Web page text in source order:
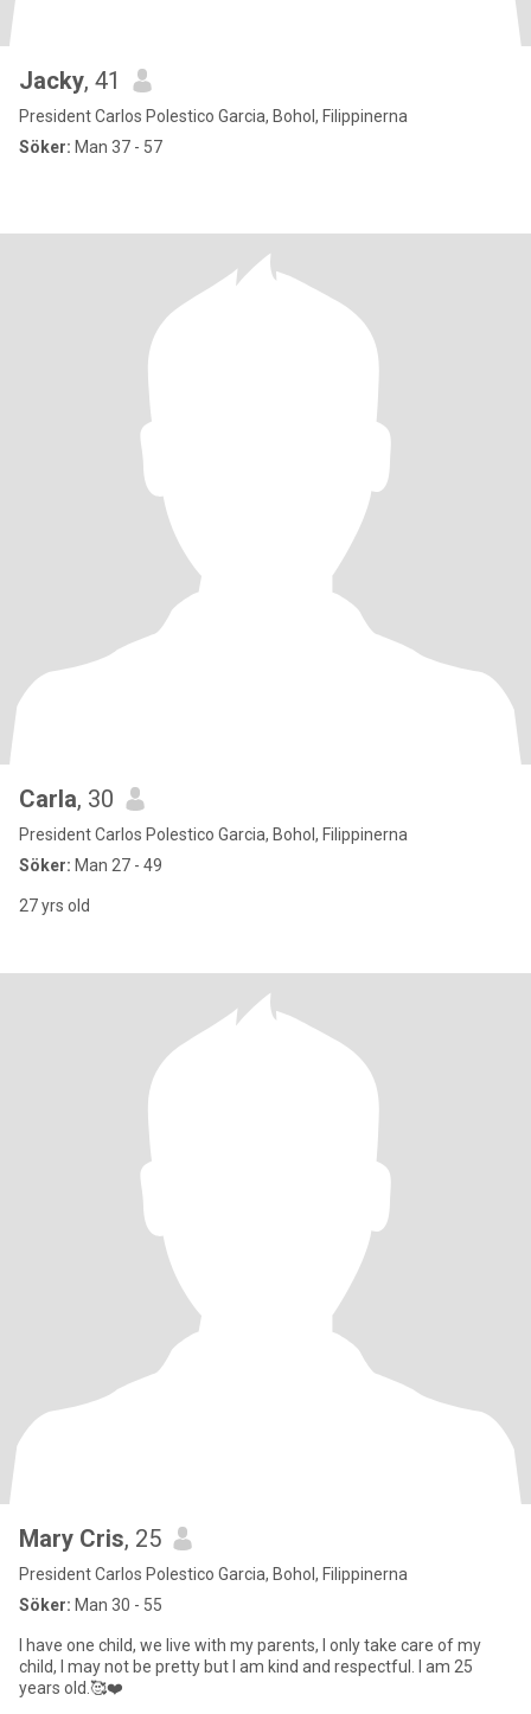
Jacky, 41
President Carlos Polestico Garcia, Bohol, Filippinerna
Söker: Man 37 - 57
Carla, 30
President Carlos Polestico Garcia, Bohol, Filippinerna
Söker: Man 27 - 49
27 yrs old
Mary Cris, 25
President Carlos Polestico Garcia, Bohol, Filippinerna
Söker: Man 30 - 55
I have one child, we live with my parents, I only take care of my
child, I may not be pretty but I am kind and respectful. I am 25
years old.🥰❤️